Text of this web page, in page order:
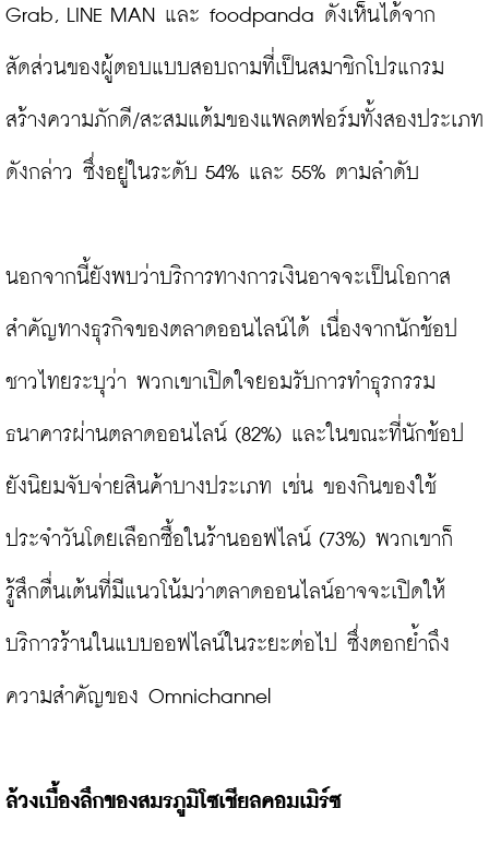
Grab, LINE MAN และ foodpanda ดังเห็นได้จาก
สัดส่วนของผู้ตอบแบบสอบถามที่เป็นสมาชิกโปรแกรม
สร้างความภักดี/สะสมแต้มของแพลตฟอร์มทั้งสองประเภท
ดังกล่าว ซึ่งอยู่ในระดับ 54% และ 55% ตามลำดับ
นอกจากนี้ยังพบว่าบริการทางการเงินอาจจะเป็นโอกาส
สำคัญทางธุรกิจของตลาดออนไลน์ได้ เนื่องจากนักช้อป
ชาวไทยระบุว่า พวกเขาเปิดใจยอมรับการทำธุรกรรม
ธนาคารผ่านตลาดออนไลน์ (82%) และในขณะที่นักช้อป
ยังนิยมจับจ่ายสินค้าบางประเภท เช่น ของกินของใช้
ประจำวันโดยเลือกซื้อในร้านออฟไลน์ (73%) พวกเขาก็
รู้สึกตื่นเต้นที่มีแนวโน้มว่าตลาดออนไลน์อาจจะเปิดให้
บริการร้านในแบบออฟไลน์ในระยะต่อไป ซึ่งตอกย้ำถึง
ความสำคัญของ Omnichannel
ล้วงเบื้องลึกของสมรภูมิโซเชียลคอมเมิร์ซ